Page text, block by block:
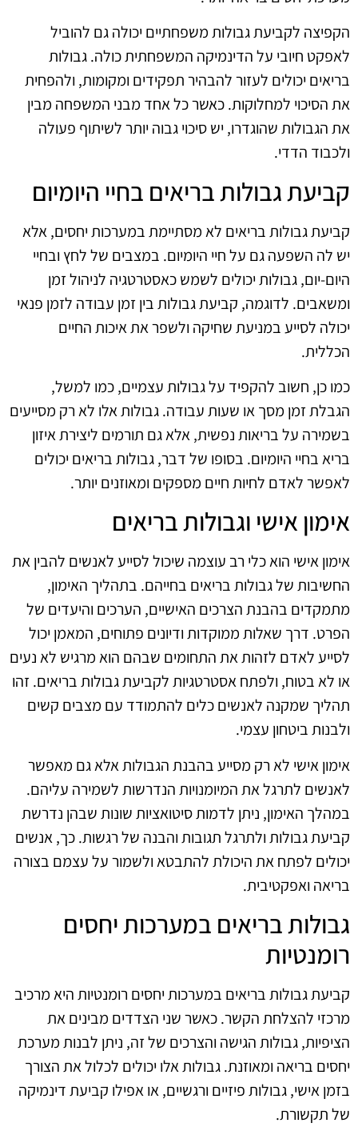
הקפיצה לקביעת גבולות משפחתיים יכולה גם להוביל
לאפקט חיובי על הדינמיקה המשפחתית כולה. גבולות
בריאים יכולים לעזור להבהיר תפקידים ומקומות, ולהפחית
את הסיכוי למחלוקות. כאשר כל אחד מבני המשפחה מבין
את הגבולות שהוגדרו, יש סיכוי גבוה יותר לשיתוף פעולה
ולכבוד הדדי.
קביעת גבולות בריאים בחיי היומיום
קביעת גבולות בריאים לא מסתיימת במערכות יחסים, אלא
יש לה השפעה גם על חיי היומיום. במצבים של לחץ ובחיי
היום-יום, גבולות יכולים לשמש כאסטרטגיה לניהול זמן
ומשאבים. לדוגמה, קביעת גבולות בין זמן עבודה לזמן פנאי
יכולה לסייע במניעת שחיקה ולשפר את איכות החיים
הכללית.
כמו כן, חשוב להקפיד על גבולות עצמיים, כמו למשל,
הגבלת זמן מסך או שעות עבודה. גבולות אלו לא רק מסייעים
בשמירה על בריאות נפשית, אלא גם תורמים ליצירת איזון
בריא בחיי היומיום. בסופו של דבר, גבולות בריאים יכולים
לאפשר לאדם לחיות חיים מספקים ומאוזנים יותר.
אימון אישי וגבולות בריאים
אימון אישי הוא כלי רב עוצמה שיכול לסייע לאנשים להבין את
החשיבות של גבולות בריאים בחייהם. בתהליך האימון,
מתמקדים בהבנת הצרכים האישיים, הערכים והיעדים של
הפרט. דרך שאלות ממוקדות ודיונים פתוחים, המאמן יכול
לסייע לאדם לזהות את התחומים שבהם הוא מרגיש לא נעים
או לא בטוח, ולפתח אסטרטגיות לקביעת גבולות בריאים. זהו
תהליך שמקנה לאנשים כלים להתמודד עם מצבים קשים
ולבנות ביטחון עצמי.
אימון אישי לא רק מסייע בהבנת הגבולות אלא גם מאפשר
לאנשים לתרגל את המיומנויות הנדרשות לשמירה עליהם.
במהלך האימון, ניתן לדמות סיטואציות שונות שבהן נדרשת
קביעת גבולות ולתרגל תגובות והבנה של רגשות. כך, אנשים
יכולים לפתח את היכולת להתבטא ולשמור על עצמם בצורה
בריאה ואפקטיבית.
גבולות בריאים במערכות יחסים
רומנטיות
קביעת גבולות בריאים במערכות יחסים רומנטיות היא מרכיב
מרכזי להצלחת הקשר. כאשר שני הצדדים מבינים את
הציפיות, גבולות הגישה והצרכים של זה, ניתן לבנות מערכת
יחסים בריאה ומאוזנת. גבולות אלו יכולים לכלול את הצורך
בזמן אישי, גבולות פיזיים ורגשיים, או אפילו קביעת דינמיקה
של תקשורת.